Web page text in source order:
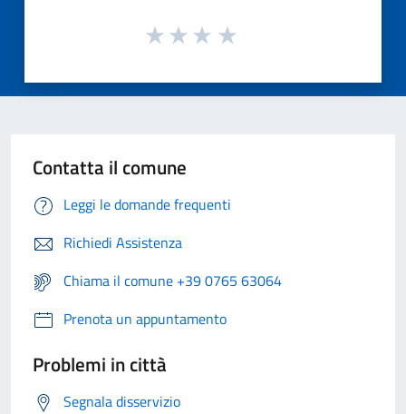
Contatta il comune
Leggi le domande frequenti
Richiedi Assistenza
Chiama il comune +39 0765 63064
Prenota un appuntamento
Problemi in città
Segnala disservizio